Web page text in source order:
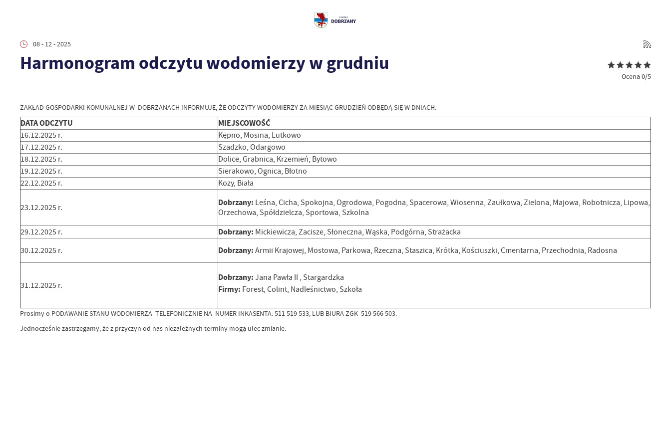
08 - 12 - 2025
Harmonogram odczytu wodomierzy w grudniu
Ocena 0/5
ZAKŁAD GOSPODARKI KOMUNALNEJ W DOBRZANACH INFORMUJE, ŻE ODCZYTY WODOMIERZY ZA MIESIĄC GRUDZIEŃ ODBĘDĄ SIĘ W DNIACH:
DATA ODCZYTU MIEJSCOWOŚĆ
16.12.2025 r.
Kępno, Mosina, Lutkowo
17.12.2025 r.
Szadzko, Odargowo
18.12.2025 r.
Dolice, Grabnica, Krzemień, Bytowo
19.12.2025 r.
Sierakowo, Ognica, Błotno
22.12.2025 r.
Kozy, Biała
23.12.2025 r. Dobrzany: Leśna, Cicha, Spokojna, Ogrodowa, Pogodna, Spacerowa, Wiosenna, Zaułkowa, Zielona, Majowa, Robotnicza, Lipowa,
Orzechowa, Spółdzielcza, Sportowa, Szkolna
29.12.2025 r.
Dobrzany: Mickiewicza, Zacisze, Słoneczna, Wąska, Podgórna, Strażacka
30.12.2025 r.
Dobrzany: Armii Krajowej, Mostowa, Parkowa, Rzeczna, Staszica, Krótka, Kościuszki, Cmentarna, Przechodnia, Radosna
31.12.2025 r.
Dobrzany: Jana Pawła II , Stargardzka
Firmy: Forest, Colint, Nadleśnictwo, Szkoła
Prosimy o PODAWANIE STANU WODOMIERZA TELEFONICZNIE NA NUMER INKASENTA: 511 519 533, LUB BIURA ZGK 519 566 503.
Jednocześnie zastrzegamy, że z przyczyn od nas niezależnych terminy mogą ulec zmianie.